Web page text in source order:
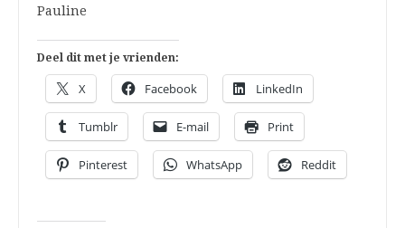
Pauline
Deel dit met je vrienden:
X Facebook LinkedIn
Tumblr E-mail Print
Pinterest WhatsApp Reddit